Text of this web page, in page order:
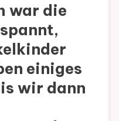
war die
einiges
wir dann